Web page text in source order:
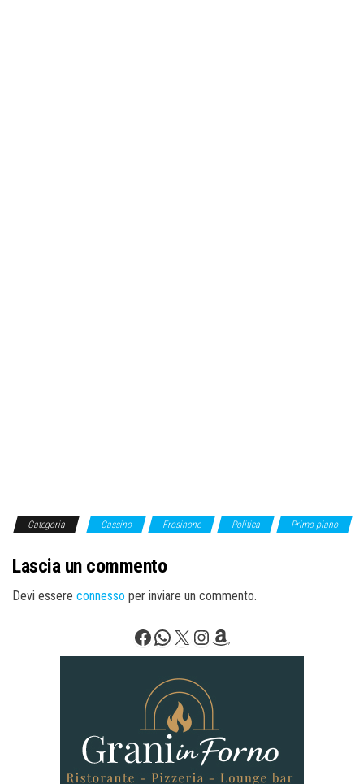
Categoria Cassino Frosinone Politica Primo piano
Lascia un commento
Devi essere connesso per inviare un commento.
Facebook
WhatsApp
X Instagram
Amazon